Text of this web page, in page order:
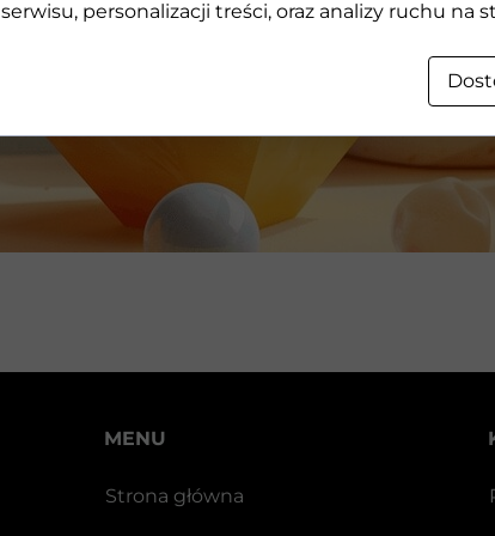
MENU
Strona główna
serwisu, personalizacji treści, oraz analizy ruchu na